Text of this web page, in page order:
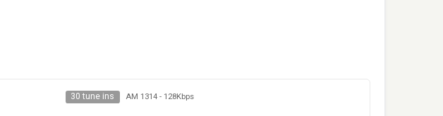
30 tune ins AM 1314- 128Kbps